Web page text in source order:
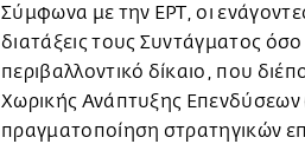
Σύμφωνα με την ΕΡΤ, οι
διατάξεις τους Συντάγματος όσο
περιβαλλοντικό δίκαιο, που
Χωρικής Ανάπτυξης Επενδύσεων
πραγματοποίηση στρατηγικών